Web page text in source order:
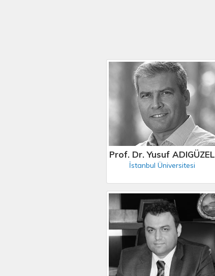
Prof. Dr. Yusuf ADIGÜZEL
İstanbul Üniversitesi